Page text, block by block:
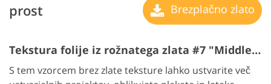
prost Brezplačno zlato
Tekstura folije iz rožnatega zlata #7 "Middle Foil"
S tem vzorcem brez zlate teksture lahko ustvarite več